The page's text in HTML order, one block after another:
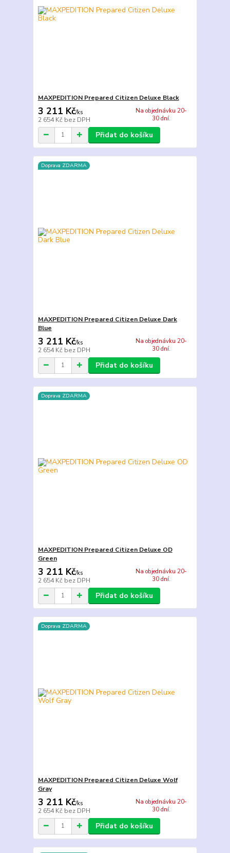
MAXPEDITION Prepared Citizen Deluxe Black
3 211 Kč/ks
2 654 Kč bez DPH
Na objednávku 20-
30 dní.
Přidat do košíku
Doprava ZDARMA
MAXPEDITION Prepared Citizen Deluxe Dark
Blue
3 211 Kč/ks
2 654 Kč bez DPH
Na objednávku 20-
30 dní.
Přidat do košíku
Doprava ZDARMA
MAXPEDITION Prepared Citizen Deluxe OD
Green
3 211 Kč/ks
2 654 Kč bez DPH
Na objednávku 20-
30 dní.
Přidat do košíku
Doprava ZDARMA
MAXPEDITION Prepared Citizen Deluxe Wolf
Gray
3 211 Kč/ks
2 654 Kč bez DPH
Na objednávku 20-
30 dní.
Přidat do košíku